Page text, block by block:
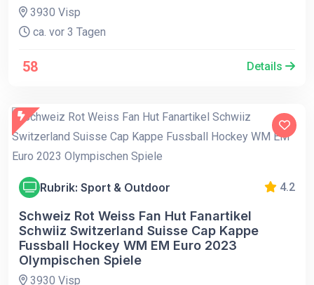
3930 Visp
ca. vor 3 Tagen
58 Details
Rubrik: Sport & Outdoor 4.2
Schweiz Rot Weiss Fan Hut Fanartikel
Schwiiz Switzerland Suisse Cap Kappe
Fussball Hockey WM EM Euro 2023
Olympischen Spiele
3930 Visp